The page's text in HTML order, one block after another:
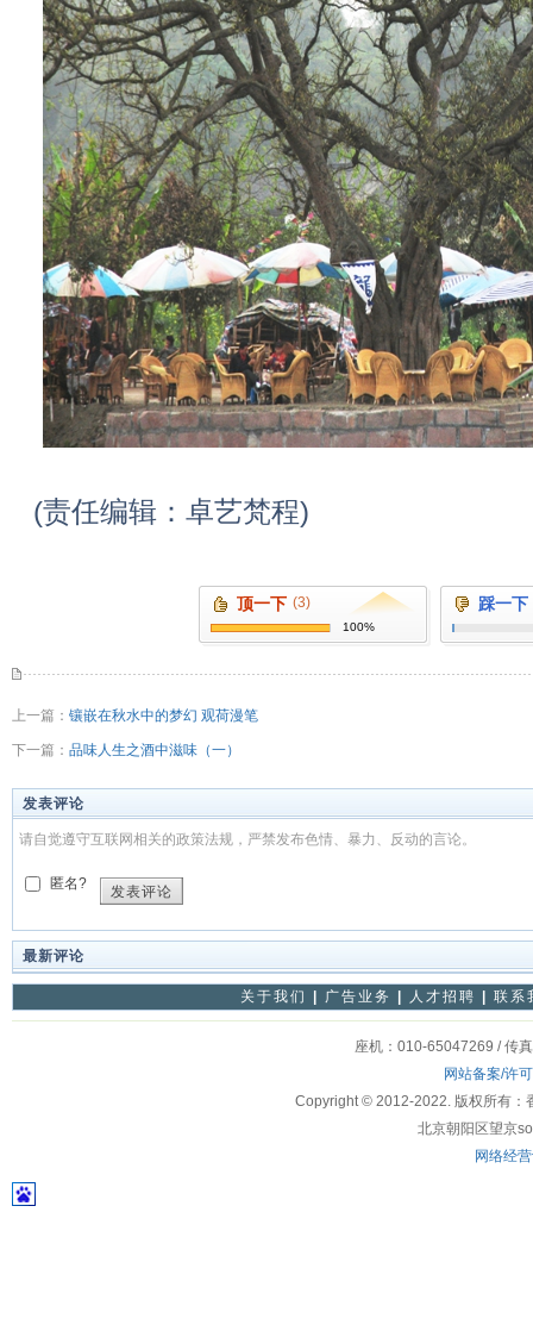
(责任编辑：卓艺梵程)
顶一下 (3)
100%
踩一下
上一篇： 镶嵌在秋水中的梦幻 观荷漫笔
下一篇： 品味人生之酒中滋味（一）
发表评论
请自觉遵守互联网相关的政策法规，严禁发布色情、暴力、反动的言论。
匿名?
发表评论
最新评论
关于我们 广告业务 人才招聘 联系
座机：010-65047269 / 传
网站备案/许
Copyright © 2012-2022. 版权所有：
北京朝阳区望京
网络经